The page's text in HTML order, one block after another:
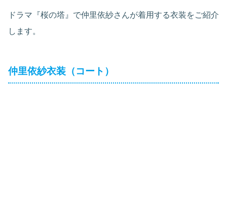
ドラマ『桜の塔』で仲里依紗さんが着用する衣装をご紹介
します。
仲里依紗衣装（コート）